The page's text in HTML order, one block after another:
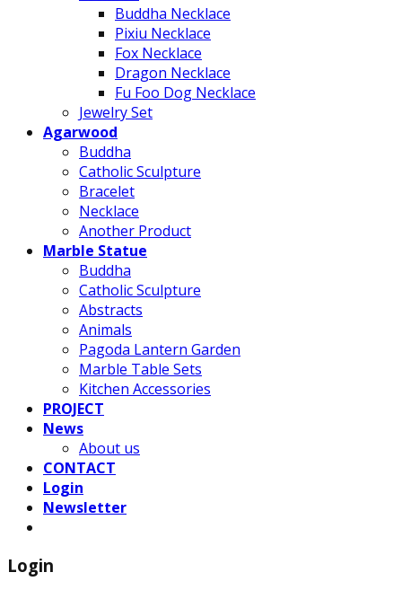
Buddha Necklace
Pixiu Necklace
Fox Necklace
Dragon Necklace
Fu Foo Dog Necklace
Jewelry Set
Agarwood
Buddha
Catholic Sculpture
Bracelet
Necklace
Another Product
Marble Statue
Buddha
Catholic Sculpture
Abstracts
Animals
Pagoda Lantern Garden
Marble Table Sets
Kitchen Accessories
PROJECT
News
About us
CONTACT
Login
Newsletter
Login